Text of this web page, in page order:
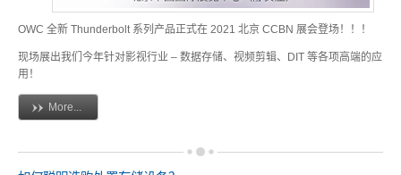
ICNS 小图示下载
OWC 全新 Thunderbolt 系列产品正式在 2021 北京 CCBN 展会登场！！！
现场展出我们今年针对影视行业 – 数据存储、视频剪辑、DIT 等各项高端的应
用！
More...